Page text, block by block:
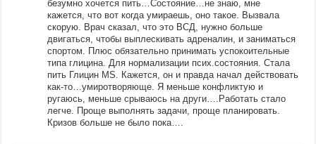
безумно хочется пить…Состояние…не знаю, мне
кажется, что вот когда умираешь, оно такое. Вызвала
скорую. Врач сказал, что это ВСД, нужно больше
двигаться, чтобы выплескивать адреналин, и заниматься
спортом. Плюс обязательно принимать успокоительные
типа глицина. Для нормализации псих.состояния. Стала
пить Глицин MS. Кажется, он и правда начал действовать
как-то…умиротворяюще. Я меньше конфликтую и
ругаюсь, меньше срываюсь на други….Работать стало
легче. Проще выполнять задачи, проще планировать.
Кризов больше не было пока….